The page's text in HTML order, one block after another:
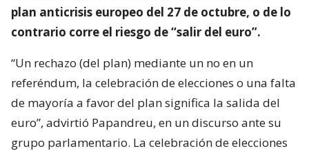
plan anticrisis europeo del 27 de octubre, o de lo
contrario corre el riesgo de “salir del euro”.
“Un rechazo (del plan) mediante un no en un
referéndum, la celebración de elecciones o una falta
de mayoría a favor del plan significa la salida del
euro”, advirtió Papandreu, en un discurso ante su
grupo parlamentario. La celebración de elecciones